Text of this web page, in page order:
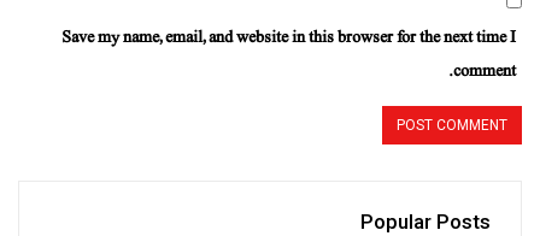
Save my name, email, and website in this browser for the next time I
comment.
Popular Posts